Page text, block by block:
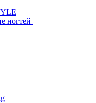
ногтей